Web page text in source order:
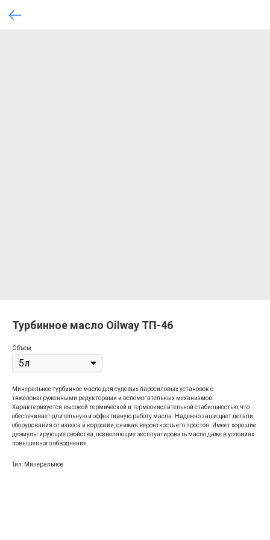
Турбинное масло Oilway ТП-46
Объем
Минеральное турбинное масло для судовых паросиловых установок с
тяжелонагруженными редукторами и вспомогательных механизмов.
Характеризуется высокой термической и термоокислительной стабильностью, что
обеспечивает длительную и эффективную работу масла. Надежно защищает детали
оборудования от износа и коррозии, снижая вероятность его простоя. Имеет хорошие
деэмульгирующие свойства, позволяющие эксплуатировать масло даже в условиях
повышенного обводнения.
Тип: Минеральное